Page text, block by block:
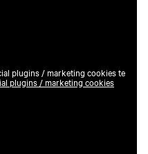
plugins / marketing cookies te
plugins / marketing cookies